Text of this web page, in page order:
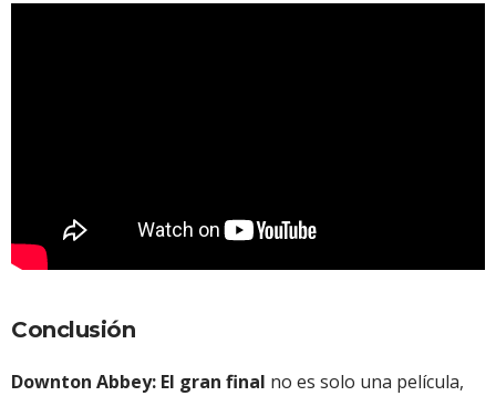
Conclusión
Downton Abbey: El gran final no es solo una película,